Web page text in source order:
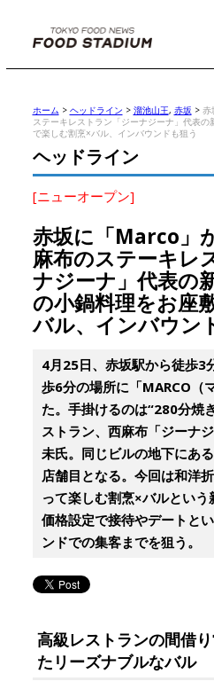
ホーム > ヘッドライン > 溜池山王, 赤坂 > 赤
ステーキレストラン「ジーナジーナ」代表
で楽しむ割烹×バル、インバウンドも狙う
ヘッドライン
[ニューオープン]
赤坂に「Marco」
麻布のステーキレ
ナジーナ」代表の
の小鍋料理をお座
バル、インバウン
4月25日、赤坂駅から徒歩3
歩6分の場所に「MARCO（
た。手掛けるのは“280分焼
ストラン、西麻布「ジーナ
未氏。同じビルの地下にあ
店舗目となる。今回は和洋
って楽しむ割烹×バルとい
価格設定で接待やデートと
ンドでの集客までを狙う。
高級レストランの間借
たリーズナブルなバル